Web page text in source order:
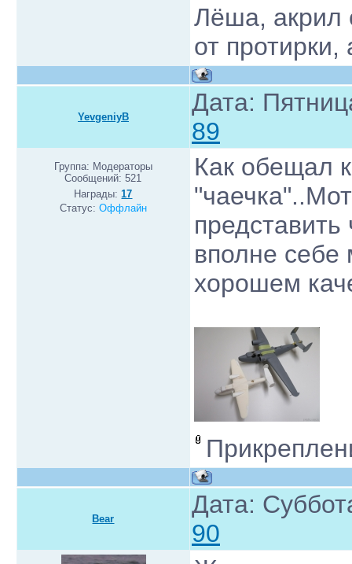
Лёша, акрил
от протирки,
YevgeniyB
Дата:
89
Группа: Модераторы
Сообщений:521
Награды:17
Статус: Оффлайн
Как обещал
вполне
хорошем
Bear
Дата:
90